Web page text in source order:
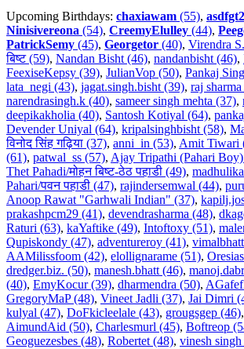
Upcoming Birthdays: chaxiawam (55),
Ninisivereona (54), CreemyElulley (44),
PatrickSemy (45), Georgetor (40), Virendra
बिष्ट (59), Nandan Bisht (46), nandanbisht (46),
FeexiseKepsy (39), JulianVop (50), Pankaj
lata_negi (43), jagat.singh.bisht (39), raj
narendrasingh.k (40), sameer singh mehta (37),
deepikakholia (40), Santosh Kotiyal (64),
Devender Uniyal (64), kripalsinghbisht (58),
विनोद सिंह गढ़िया (37), anni_in (53), Amit Tiwari
(61), patwal_ss (57), Ajay Tripathi (Pahari
Thet Pahadi/मोहन बिष्ट-ठेठ पहाडी (49),
Pahari/पवन पहाडी (47), rajindersemwal (44),
Anoop Rawat "Garhwali Indian" (37),
prakashpcm29 (41), devendrasharma (48),
Raturi (63), kaYaftike (49), Intoftoxy (51),
Qupiskondy (47), adventureroy (41),
AAMilissfoom (42), elollignarame (51),
dredger.biz. (50), manesh.bhatt (46),
(40), EmyKocur (39), dharmendra (50),
GregoryMaP (48), Vineet Jadli (37), Jai Dimri
kulyal (47), DoFkicleelale (43), grougsgep (46),
AimundAid (50), Charlesmurl (45), Boftreop
Geoguezesbes (48), Robertet (48), vinesh